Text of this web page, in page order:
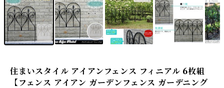
住まいスタイル アイアンフェンス フィニアル 6枚組
【フェンス アイアン ガーデンフェンス ガーデニング